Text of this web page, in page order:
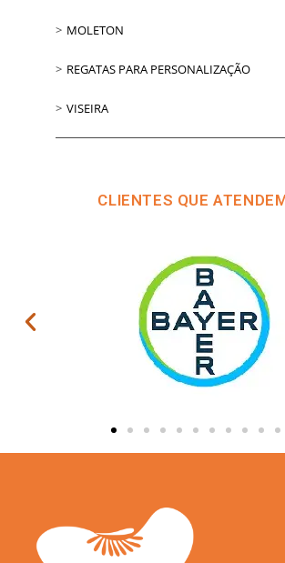
MOLETON
REGATAS PARA PERSONALIZAÇÃO
VISEIRA
CLIENTES QUE